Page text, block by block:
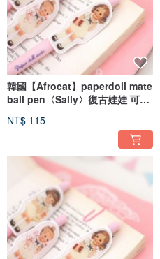
韓國【Afrocat】paperdoll mate
ball pen〈Sally〉復古娃娃 可愛
NT$ 115